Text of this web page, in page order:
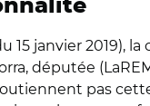
15 janvier 2019),
députée
pas